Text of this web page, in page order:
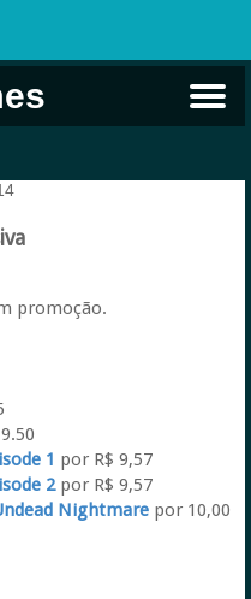
promoção.
1 por R$ 9,57
2por R$ 9,57
Nightmarepor 10,00